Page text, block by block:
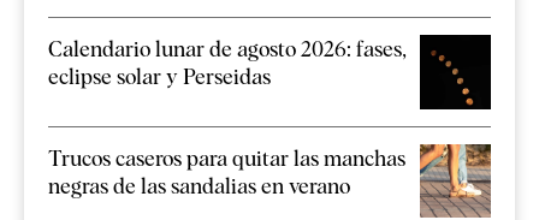
Calendario lunar de agosto 2026: fases,
eclipse solar y Perseidas
Trucos caseros para quitar las manchas
negras de las sandalias en verano